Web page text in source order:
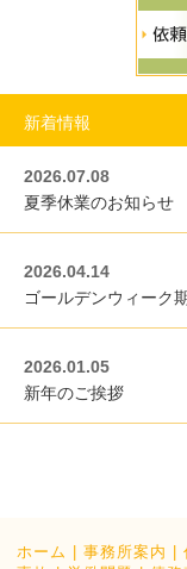
新着情報
2026.07.08
夏季休業のお知らせ
2026.04.14
ゴールデンウィーク
2026.01.05
新年のご挨拶
ホーム 事務所案内